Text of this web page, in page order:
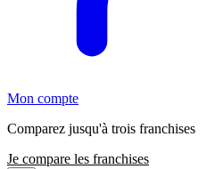
Mon compte
Comparez jusqu'à trois franchises
Je compare les franchises